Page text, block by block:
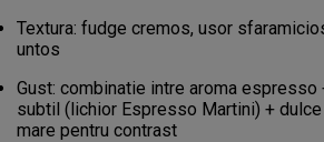
Textura: fudge cremos, usor
untos
Gust: combinatie intre aroma espresso
subtil (lichior Espresso Martini) +
mare pentru contrast